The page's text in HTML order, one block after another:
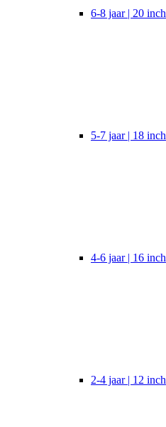
6-8 jaar | 20 inch
5-7 jaar | 18 inch
4-6 jaar | 16 inch
2-4 jaar | 12 inch